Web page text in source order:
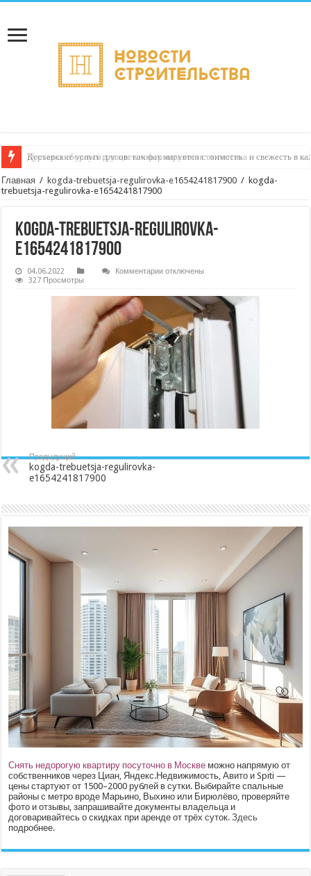
Курьерские услуги для цветочных магазинов: логистика и свежесть в
Главная / kogda-trebuetsja-regulirovka-e1654241817900 / kogda-
trebuetsja-regulirovka-e1654241817900
kogda-trebuetsja-regulirovka-
e1654241817900
04.06.2022 Комментариик
trebuetsja-
regulirovka-
e1654241817900
отключены
327 Просмотры
Предыдущий
kogda-trebuetsja-regulirovka-
e1654241817900
Снять недорогую квартиру посуточно в Москве можно напрямую от
собственников через Циан, Яндекс.Недвижимость, Авито и Spiti —
цены стартуют от 1500–2000 рублей в сутки. Выбирайте спальные
районы с метро вроде Марьино, Выхино или Бирюлёво, проверяйте
фото и отзывы, запрашивайте документы владельца и
договаривайтесь о скидках при аренде от трёх суток.Здесь
подробнее.